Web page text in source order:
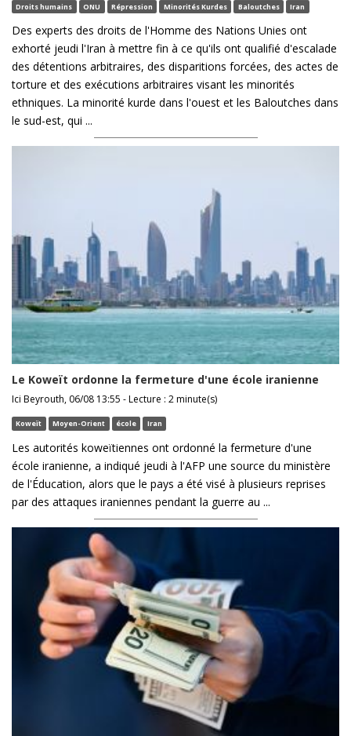
Droits humains ONU Répression Minorités Kurdes Baloutches Iran
Des experts des droits de l'Homme des Nations Unies ont
exhorté jeudi l'Iran à mettre fin à ce qu'ils ont qualifié d'escalade
des détentions arbitraires, des disparitions forcées, des actes de
torture et des exécutions arbitraires visant les minorités
ethniques. La minorité kurde dans l'ouest et les Baloutches dans
le sud-est, qui ...
Le Koweït ordonne la fermeture d'une école iranienne
Ici Beyrouth, 06/08 13:55 - Lecture : 2 minute(s)
Koweït Moyen-Orient école Iran
Les autorités koweïtiennes ont ordonné la fermeture d'une
école iranienne, a indiqué jeudi à l'AFP une source du ministère
de l'Éducation, alors que le pays a été visé à plusieurs reprises
par des attaques iraniennes pendant la guerre au ...